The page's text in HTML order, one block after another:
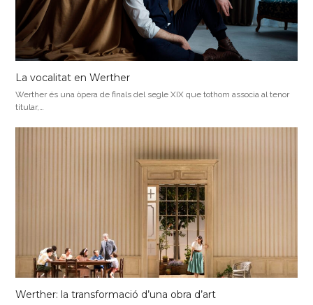
La vocalitat en Werther
Werther és una òpera de finals del segle XIX que tothom associa al tenor
titular,…
Werther: la transformació d’una obra d’art